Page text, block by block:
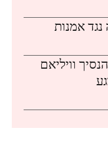
אמנות
וויליאם